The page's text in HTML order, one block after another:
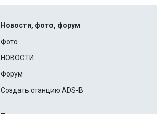
Новости, фото, форум
Фото
НОВОСТИ
Форум
Создать станцию ADS-B